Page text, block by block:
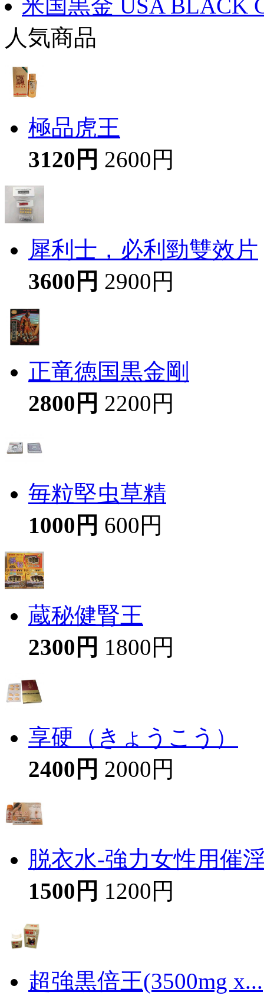
米国黒金 USA BLACK
人気商品
極品虎王
3120円 2600円
犀利士，必利勁雙效片
3600円 2900円
正竜徳国黒金剛
2800円 2200円
毎粒堅虫草精
1000円 600円
蔵秘健腎王
2300円 1800円
享硬（きょうこう）
2400円 2000円
脱衣水-強力女性用催
1500円 1200円
超強黒倍王(3500mg x...